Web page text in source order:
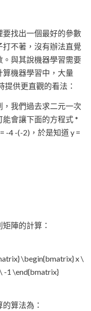
要找出一個最好的參數
不著，沒有辦法直覺
與其說機器學習需要
機器學習中，大量
供更直觀的看法：
我們過去求二元一次
會讓下面的方程式 *
-4 -(-2)，於是知道 y =
陣的計算：
\begin{bmatrix} x \
-1 \end{bmatrix}
算法為：